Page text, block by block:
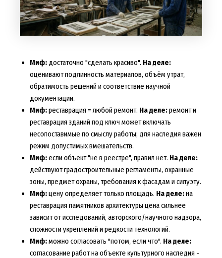
Миф:достаточно "сделать красиво". На деле:
оценивают подлинность материалов, объём утрат,
обратимость решений и соответствие научной
документации.
Миф:реставрация = любой ремонт. На деле:ремонт и
реставрация зданий под ключ может включать
несопоставимые по смыслу работы; для наследия важен
режим допустимых вмешательств.
Миф:если объект "не в реестре", правил нет. На деле:
действуют градостроительные регламенты, охранные
зоны, предмет охраны, требования к фасадам и силуэту.
Миф:цену определяет только площадь. На деле:на
реставрация памятников архитектуры цена сильнее
зависит от исследований, авторского/научного надзора,
сложности укреплений и редкости технологий.
Миф:можно согласовать "потом, если что". На деле:
согласование работ на объекте культурного наследия -